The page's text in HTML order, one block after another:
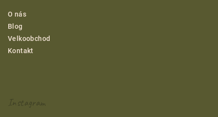
O nás
Blog
Velkoobchod
Kontakt
Instagram